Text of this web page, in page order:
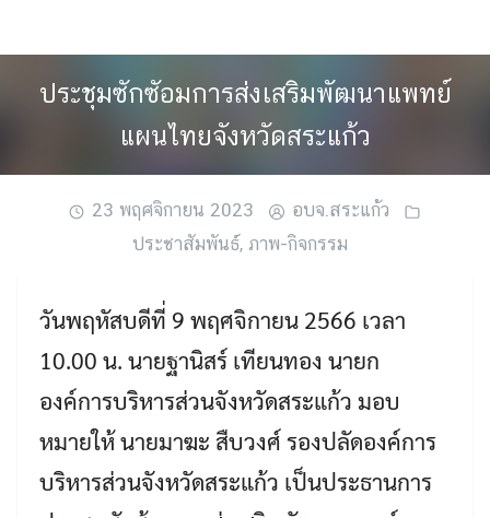
ประชุมซักซัอมการส่งเสริมพัฒนาแพทย์
แผนไทยจังหวัดสระแก้ว
23 พฤศจิกายน 2023
อบจ.สระแก้ว
ประชาสัมพันธ์, ภาพ-กิจกรรม
วันพฤหัสบดีที่ 9 พฤศจิกายน 2566 เวลา
10.00 น. นายฐานิสร์ เทียนทอง นายก
องค์การบริหารส่วนจังหวัดสระแก้ว มอบ
หมายให้ นายมาฆะ สืบวงศ์ รองปลัดองค์การ
บริหารส่วนจังหวัดสระแก้ว เป็นประธานการ